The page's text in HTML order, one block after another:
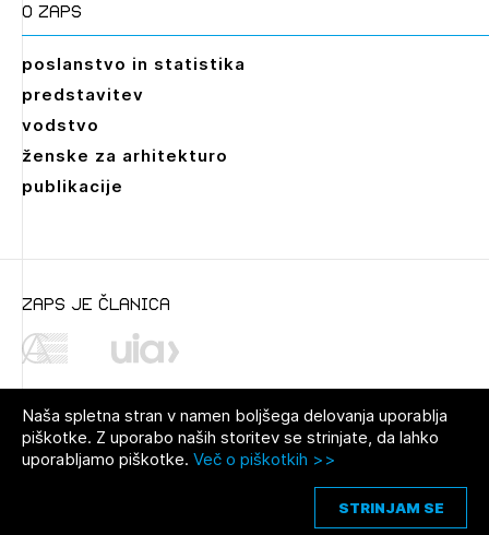
O zaps
poslanstvo in statistika
predstavitev
vodstvo
ženske za arhitekturo
publikacije
zaps je članica
© 2021 Zbornica za arhitekturo in
Pravno obvestilo
Piškotki
Naša spletna stran v namen boljšega delovanja uporablja
piškotke. Z uporabo naših storitev se strinjate, da lahko
uporabljamo piškotke. Več o piškotkih >>
STRINJAM SE